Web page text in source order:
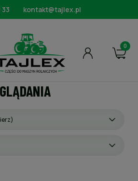
33 kontakt@tajlex.pl